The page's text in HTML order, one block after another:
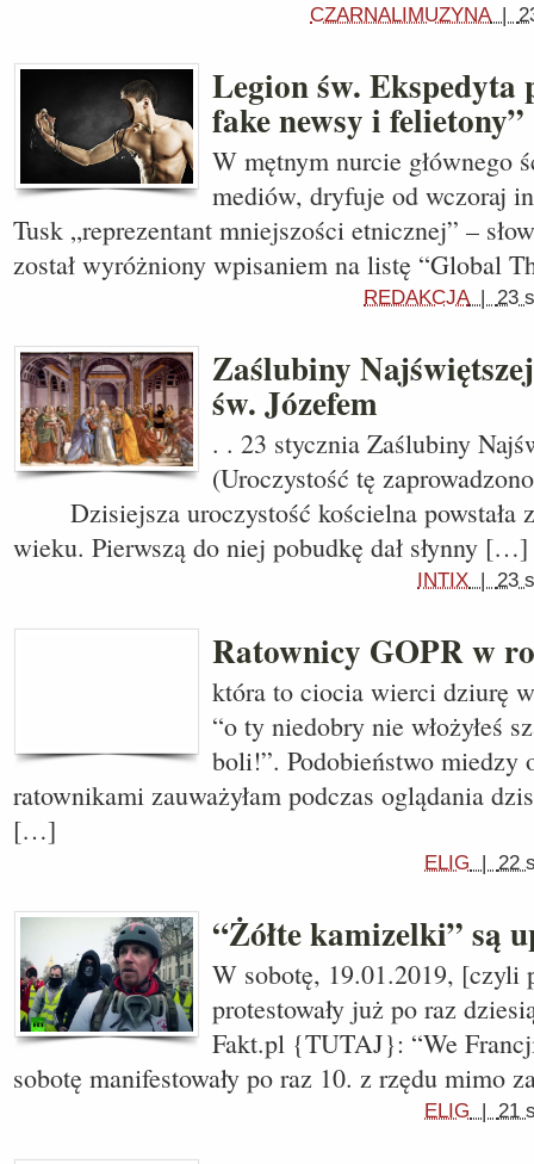
CZARNALIMUZYNA|
Legion św. Ekspedyta
fake newsy i felietony”
W mętnym nurcie głównego
mediów, dryfuje od wczoraj
Tusk „reprezentant mniejszości etnicznej” –
został wyróżniony wpisaniem na listę “Global
REDAKCJA| 23
Zaślubiny
św. Józefem
. . 23 stycznia Zaślubiny
(Uroczystość tę
Dzisiejsza uroczystość kościelna powstała
wieku. Pierwszą do niej pobudkę dał słynny […]
INTIX | 23
Ratownicy GOPR w
która to ciocia wierci dziurę
“o ty niedobry nie włożyłeś
boli!”. Podobieństwo miedzy
ratownikami zauważyłam podczas oglądania
[…]
ELIG | 22
“Żółte kamizelki” są
W sobotę, 19.01.2019, [czyli
protestowały już po raz
Fakt.pl {TUTAJ}: “We
sobotę manifestowały po raz 10. z rzędu mimo
ELIG | 21